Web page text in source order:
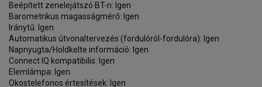
Beépített zenelejátszó BT-n: Igen
Barometrikus magasságmérő: Igen
Iránytű: Igen
Automatikus útvonaltervezés (fordulóról-fordulóra): Igen
Napnyugta/Holdkelte információ: Igen
Connect IQ kompatibilis: Igen
Elemlámpa: Igen
Okostelefonos értesítések: Igen